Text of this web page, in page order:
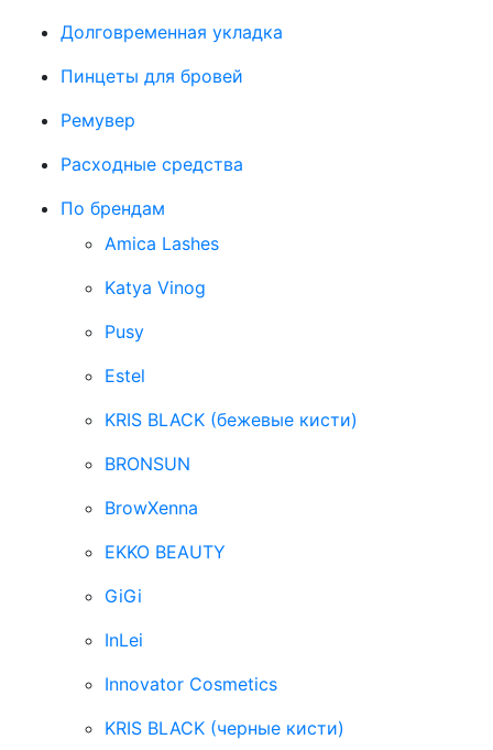
Долговременная укладка
Пинцеты для бровей
Ремувер
Расходные средства
По брендам
Amica Lashes
Katya Vinog
Pusy
Estel
KRIS BLACK (бежевые кисти)
BRONSUN
BrowXenna
EKKO BEAUTY
GiGi
InLei
Innovator Cosmetics
KRIS BLACK (черные кисти)